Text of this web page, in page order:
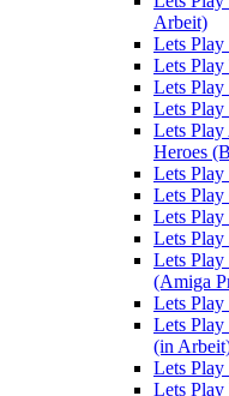
Arbeit)
Lets
Lets
Lets
Lets
Lets Play
Heroes
Lets
Lets
Lets
Lets
Lets
(Amiga
Lets
Lets
(in
Lets
Lets